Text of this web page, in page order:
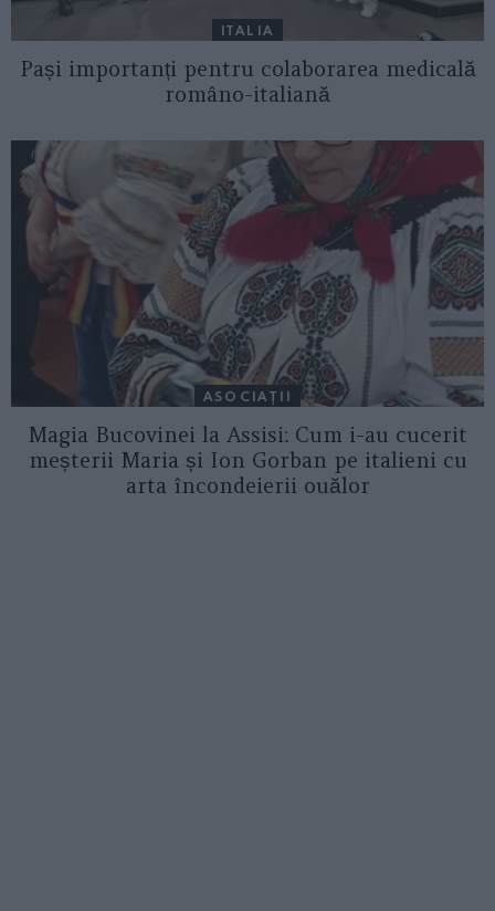
ITALIA
Pași importanți pentru colaborarea medicală
româno-italiană
ASOCIAŢII
Magia Bucovinei la Assisi: Cum i-au cucerit
meșterii Maria și Ion Gorban pe italieni cu
arta încondeierii ouălor